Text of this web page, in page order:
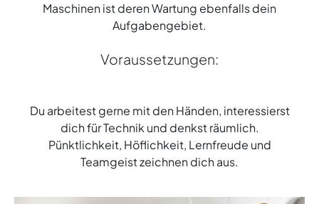
Maschinen ist deren Wartung ebenfalls dein
Aufgabengebiet.
Voraussetzungen:
Du arbeitest gerne mit den Händen, interessierst
dich für Technik und denkst räumlich.
Pünktlichkeit, Höflichkeit, Lernfreude und
Teamgeist zeichnen dich aus.